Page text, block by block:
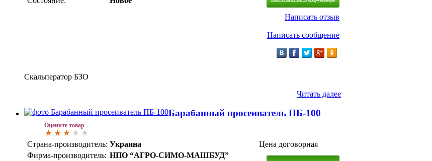
Написать отзыв
Написать сообщение
Скальператор БЗО
Читать далее
Оцените товар
Барабанный просеиватель ПБ-100
Страна-производитель: Украина
Фирма-производитель: НПО “АГРО-СИМО-МАШБУД”
Цена договорная